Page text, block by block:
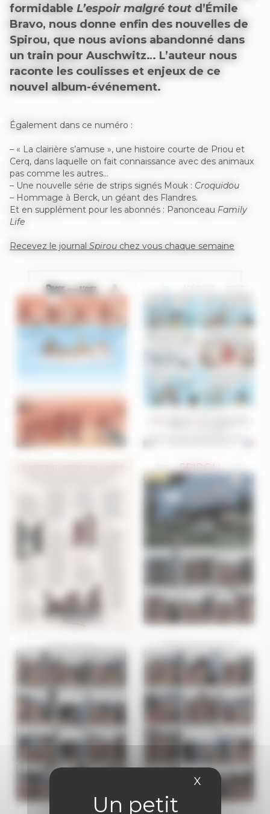
X Masquer le
formidable L’espoir malgré tout d’Émile
Bravo, nous donne enfin des nouvelles de
Spirou, que nous avions abandonné dans
un train pour Auschwitz… L’auteur nous
raconte les coulisses et enjeux de ce
nouvel album-événement.
Également dans ce numéro :
– « La clairière s’amuse », une histoire courte de Priou et
Cerq, dans laquelle on fait connaissance avec des animaux
pas comme les autres…
– Une nouvelle série de strips signés Mouk : Croquidou
– Hommage à Berck, un géant des Flandres.
Et en supplément pour les abonnés : Panonceau Family
Life
Recevez le journal Spirou chez vous chaque semaine